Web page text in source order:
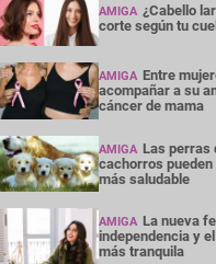
AMIGA ¿Cabello
corte según tu
AMIGA Entre
acompañar a su
cáncer de mama
AMIGA Las perras
cachorros pueden
más saludable
AMIGA La nueva
independencia y
más tranquila